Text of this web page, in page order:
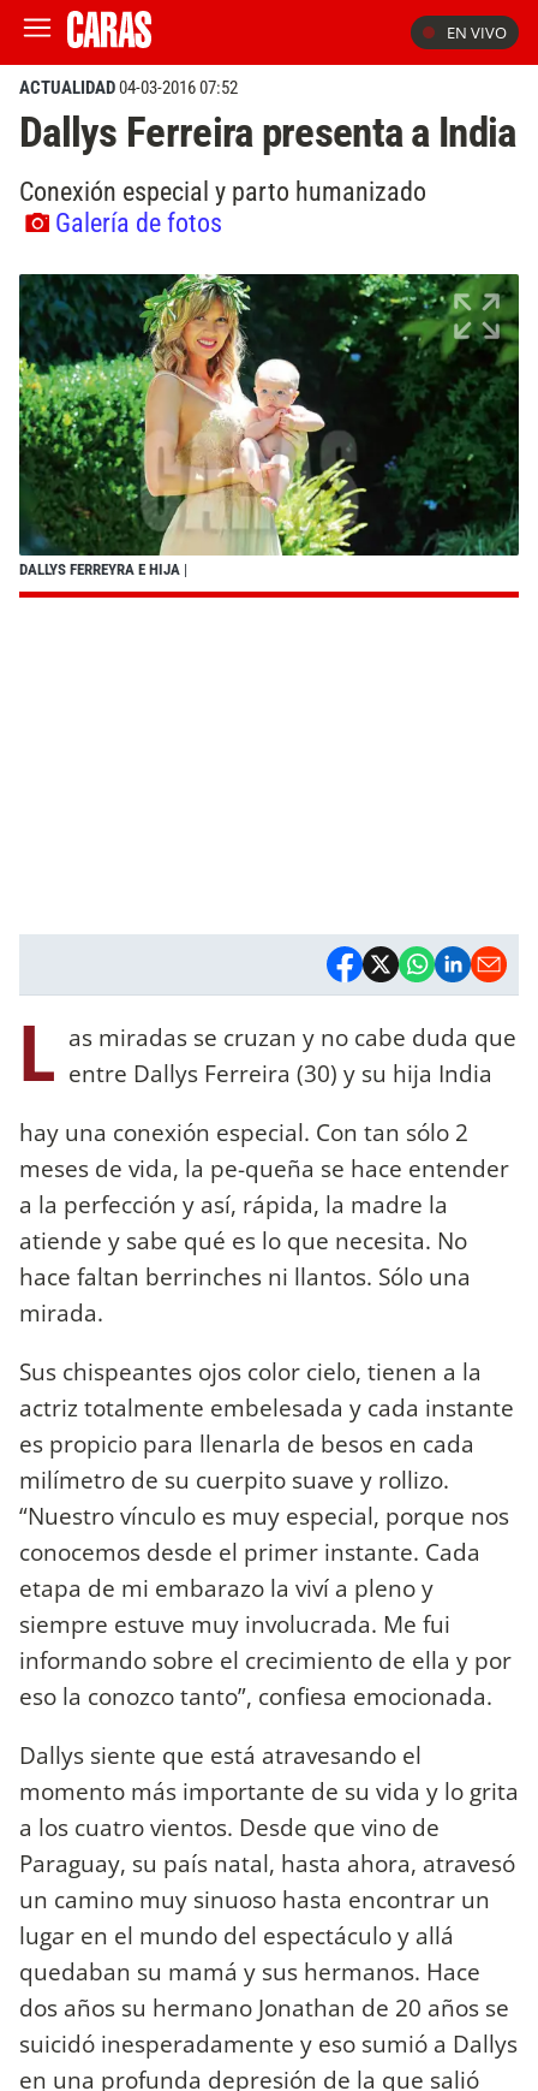
EN VIVO
ACTUALIDAD04-03-2016 07:52
Dallys Ferreira presenta a India
Conexión especial y parto humanizado
Galería de fotos
DALLYS FERREYRA E HIJA |
L as miradas se cruzan y no cabe duda que
entre Dallys Ferreira (30) y su hija India
hay una conexión especial. Con tan sólo 2
meses de vida, la pe-queña se hace entender
a la perfección y así, rápida, la madre la
atiende y sabe qué es lo que necesita. No
hace faltan berrinches ni llantos. Sólo una
mirada.
Sus chispeantes ojos color cielo, tienen a la
actriz totalmente embelesada y cada instante
es propicio para llenarla de besos en cada
milímetro de su cuerpito suave y rollizo.
“Nuestro vínculo es muy especial, porque nos
conocemos desde el primer instante. Cada
etapa de mi embarazo la viví a pleno y
siempre estuve muy involucrada. Me fui
informando sobre el crecimiento de ella y por
eso la conozco tanto”, confiesa emocionada.
Dallys siente que está atravesando el
momento más importante de su vida y lo grita
a los cuatro vientos. Desde que vino de
Paraguay, su país natal, hasta ahora, atravesó
un camino muy sinuoso hasta encontrar un
lugar en el mundo del espectáculo y allá
quedaban su mamá y sus hermanos. Hace
dos años su hermano Jonathan de 20 años se
suicidó inesperadamente y eso sumió a Dallys
en una profunda depresión de la que salió